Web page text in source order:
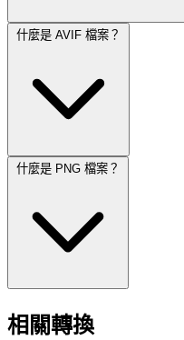
什麼是 AVIF 檔案？
什麼是 PNG 檔案？
相關轉換